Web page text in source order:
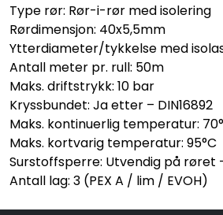
Type rør: Rør-i-rør med isolering
Rørdimensjon: 40x5,5mm
Ytterdiameter/tykkelse med
Antall meter pr. rull: 50m
Maks. driftstrykk: 10 bar
Kryssbundet: Ja etter – DIN16892
Maks. kontinuerlig temperatur:
Maks. kortvarig temperatur: 95°C
Surstoffsperre: Utvendig på røret
Antall lag: 3 (PEX A / lim / EVOH)